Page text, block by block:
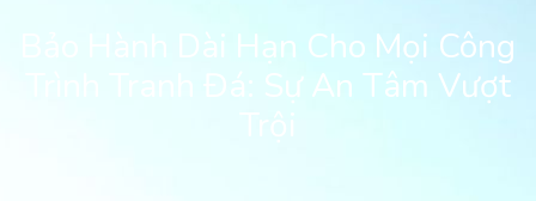
Bảo Hành Dài Hạn Cho Mọi Công
Trình Tranh Đá: Sự An Tâm Vượt
Trội